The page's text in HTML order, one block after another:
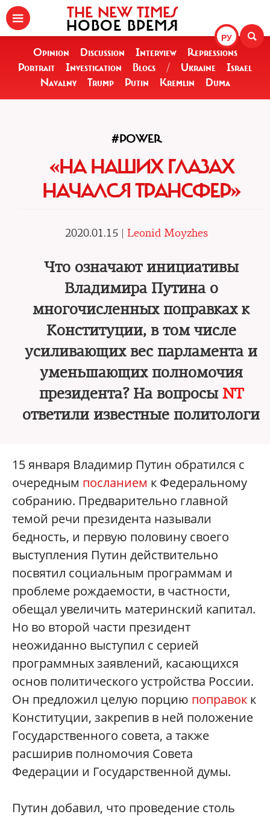
РУ
THE NEW TIMES
НОВОЕ ВРЕМЯ
Opinion Discussion Interview
Repressions
Portrait
Investigation Blogs / Ukraine
Israel
Navalny
Trump Putin Kremlin Duma
#POWER
«НА НАШИХ ГЛАЗАХ
НАЧАЛСЯ ТРАНСФЕР»
2020.01.15 | Leonid Moyzhes
Что означают инициативы
Владимира Путина о
многочисленных поправках к
Конституции, в том числе
усиливающих вес парламента и
уменьшающих полномочия
президента? На вопросы NT
ответили известные политологи
15 января Владимир Путин обратился с
очередным посланием к Федеральному
собранию. Предварительно главной
темой речи президента называли
бедность, и первую половину своего
выступления Путин действительно
посвятил социальным программам и
проблеме рождаемости, в частности,
обещал увеличить материнский капитал.
Но во второй части президент
неожиданно выступил с серией
программных заявлений, касающихся
основ политического устройства России.
Он предложил целую порцию поправок к
Конституции, закрепив в ней положение
Государственного совета, а также
расширив полномочия Совета
Федерации и Государственной думы.
Путин добавил, что проведение столь